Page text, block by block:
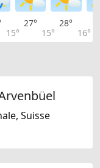
15°
27°
15°
28°
16°
Suisse